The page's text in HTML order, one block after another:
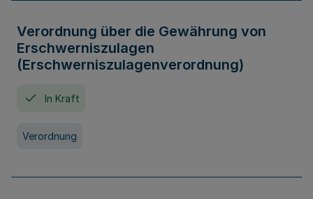
Verordnung über die Gewährung von
Erschwerniszulagen
(Erschwerniszulagenverordnung)
In Kraft
Verordnung